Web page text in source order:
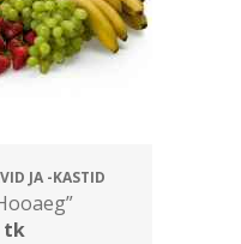
JA -KASTID